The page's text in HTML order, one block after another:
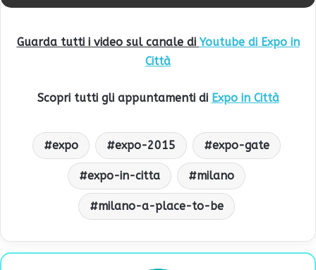
Guarda tutti i video sul canale diYoutube di Expo in
Città
Scopri tutti gli appuntamenti di Expo in Città
expo expo-2015 expo-gate
expo-in-citta milano
milano-a-place-to-be